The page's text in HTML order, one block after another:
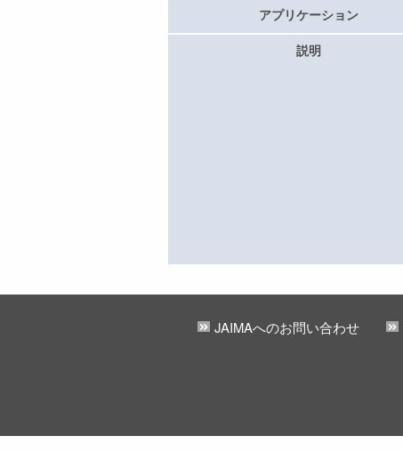
アプリケーション
説明
JAIMAへのお問い合わせ